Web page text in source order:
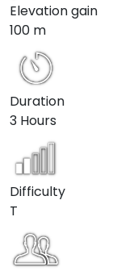
Elevation gain
100 m
Duration
3 Hours
Difficulty
T